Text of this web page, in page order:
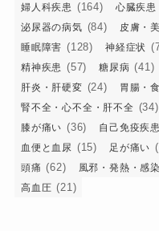
婦人科疾患 (164) 心臓疾患
泌尿器の病気 (84) 皮膚・
睡眠障害 (128) 神経症状
精神疾患 (57) 糖尿病 (41)
肝炎・肝硬変 (24) 胃腸・
腎不全・心不全・肝不全 (34)
膝が痛い (36) 自己免疫疾患
血便と血尿 (15) 足が痛い
頭痛 (62) 風邪・発熱・感
高血圧 (21)